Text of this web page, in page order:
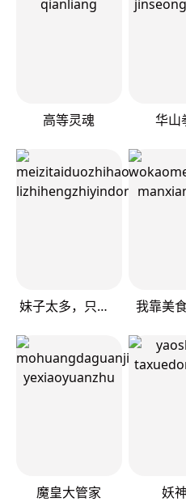
高等灵魂 华山
妹子太多，只好飞升了 我靠美
魔皇大管家 妖